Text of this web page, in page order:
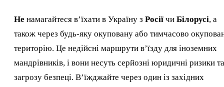
Не намагайтеся в’їхати в Україну з Росії чи Білорусі, а
також через будь-яку окуповану або тимчасово
територію. Це недійсні маршрути в’їзду для іноземних
мандрівників, і вони несуть серйозні юридичні ризики та
загрозу безпеці. В’їжджайте через один із західних